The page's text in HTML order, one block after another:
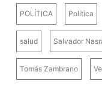
POLÍTICA Política
salud Salvador
Tomás Zambrano